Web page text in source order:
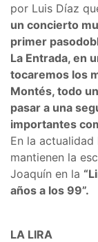
por Luis Díaz
un concierto
primer
La Entrada, en
tocaremos los
Montés, todo
pasar a una
importantes
En la
mantienen la
Joaquín en la
años a los 99”.
LA LIRA